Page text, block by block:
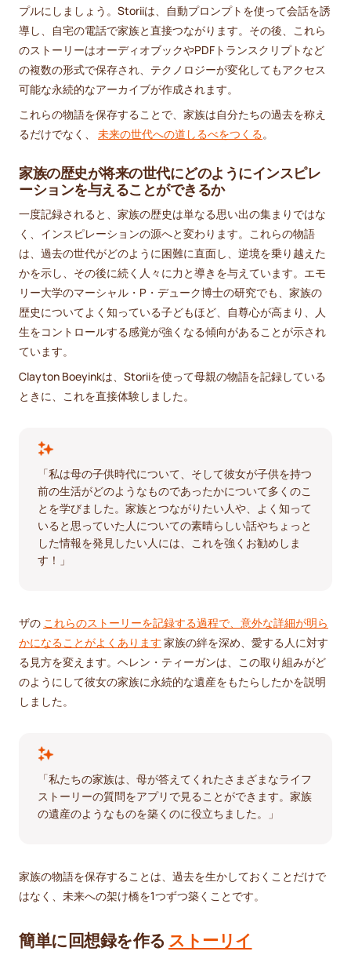
プルにしましょう。Storiiは、自動プロンプトを使って会話を誘
導し、自宅の電話で家族と直接つながります。その後、これら
のストーリーはオーディオブックやPDFトランスクリプトなど
の複数の形式で保存され、テクノロジーが変化してもアクセス
可能な永続的なアーカイブが作成されます。
これらの物語を保存することで、家族は自分たちの過去を称え
るだけでなく、 未来の世代への道しるべをつくる。
家族の歴史が将来の世代にどのようにインスピレ
ーションを与えることができるか
一度記録されると、家族の歴史は単なる思い出の集まりではな
く、インスピレーションの源へと変わります。これらの物語
は、過去の世代がどのように困難に直面し、逆境を乗り越えた
かを示し、その後に続く人々に力と導きを与えています。エモ
リー大学のマーシャル・P・デューク博士の研究でも、家族の
歴史についてよく知っている子どもほど、自尊心が高まり、人
生をコントロールする感覚が強くなる傾向があることが示され
ています。
Clayton Boeyinkは、Storiiを使って母親の物語を記録している
ときに、これを直接体験しました。
「私は母の子供時代について、そして彼女が子供を持つ
前の生活がどのようなものであったかについて多くのこ
とを学びました。家族とつながりたい人や、よく知って
いると思っていた人についての素晴らしい話やちょっと
した情報を発見したい人には、これを強くお勧めしま
す！」
ザの これらのストーリーを記録する過程で、意外な詳細が明ら
かになることがよくあります 家族の絆を深め、愛する人に対す
る見方を変えます。ヘレン・ティーガンは、この取り組みがど
のようにして彼女の家族に永続的な遺産をもたらしたかを説明
しました。
「私たちの家族は、母が答えてくれたさまざまなライフ
ストーリーの質問をアプリで見ることができます。家族
の遺産のようなものを築くのに役立ちました。」
家族の物語を保存することは、過去を生かしておくことだけで
はなく、未来への架け橋を1つずつ築くことです。
簡単に回想録を作る ストーリイ